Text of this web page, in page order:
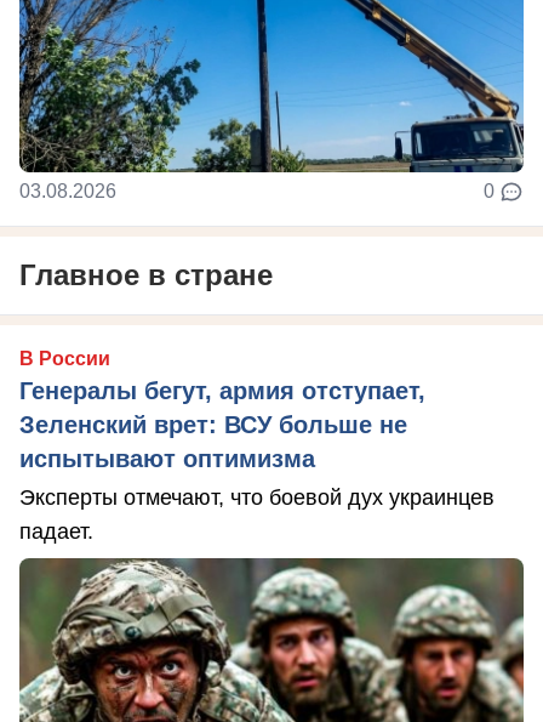
03.08.2026 0
Главное в стране
В России
Генералы бегут, армия отступает,
Зеленский врет: ВСУ больше не
испытывают оптимизма
Эксперты отмечают, что боевой дух украинцев
падает.